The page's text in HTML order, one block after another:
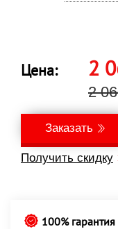
Цена: 2
2
Заказать
Получить скидку
100%